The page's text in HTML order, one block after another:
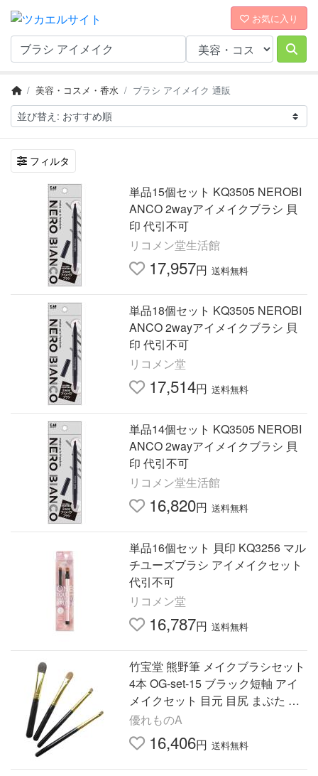
お気に入り
美容・コスメ・香水 ブラシ アイメイク 通販
フィルタ
単品15個セット KQ3505 NEROBI
ANCO 2wayアイメイクブラシ 貝
印 代引不可
リコメン堂生活館
17,957円 送料無料
単品18個セット KQ3505 NEROBI
ANCO 2wayアイメイクブラシ 貝
印 代引不可
リコメン堂
17,514円 送料無料
単品14個セット KQ3505 NEROBI
ANCO 2wayアイメイクブラシ 貝
印 代引不可
リコメン堂生活館
16,820円 送料無料
単品16個セット 貝印 KQ3256 マル
チユーズブラシ アイメイクセット
代引不可
リコメン堂
16,787円 送料無料
竹宝堂 熊野筆 メイクブラシセット
4本 OG-set-15 ブラック短軸 アイ
メイクセット 目元 目尻 まぶた 眉
毛 化粧筆 CHIKUHODO KUMANO
FUDE
優れものA
16,406円 送料無料